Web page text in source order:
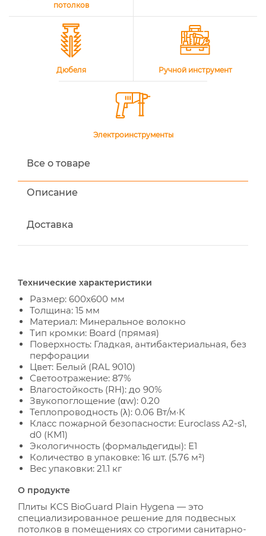
потолков
Дюбеля Ручной инструмент
Электроинструменты
Все о товаре
Описание
Доставка
Технические характеристики
Размер: 600x600 мм
Толщина: 15 мм
Материал: Минеральное волокно
Тип кромки: Board (прямая)
Поверхность: Гладкая, антибактериальная, без
перфорации
Цвет: Белый (RAL 9010)
Светоотражение: 87%
Влагостойкость (RH): до 90%
Звукопоглощение (αw): 0.20
Теплопроводность (λ): 0.06 Вт/м·К
Класс пожарной безопасности: Euroclass A2-s1,
d0 (КМ1)
Экологичность (формальдегиды): E1
Количество в упаковке: 16 шт. (5.76 м²)
Вес упаковки: 21.1 кг
О продукте
Плиты KCS BioGuard Plain Hygena — это
специализированное решение для подвесных
потолков в помещениях со строгими санитарно-